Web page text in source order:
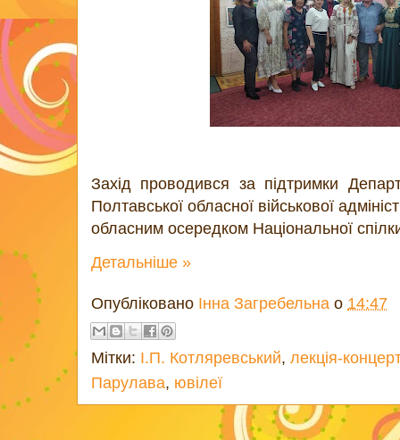
Захід проводився за підтримки
Полтавської обласної військової
обласним осередком Національної
Детальніше »
Опубліковано Інна Загребельна о 14:47
Мітки: І.П. Котляревський, лекція-концерт
Парулава, ювілеї